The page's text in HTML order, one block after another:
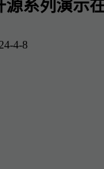
源系列演示
4-8